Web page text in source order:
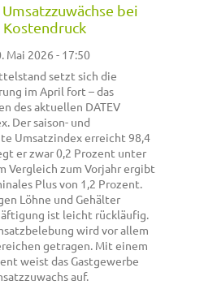
bei
Mai 2026 - 17:50
setzt sich die
im April fort – das
des aktuellen DATEV
Der saison- und
Umsatzindex erreicht 98,4
er zwar 0,2 Prozent unter
Vergleich zum Vorjahr ergibt
Plus von 1,2 Prozent.
Löhne und Gehälter
ist leicht rückläufig.
wird vor allem
getragen. Mit einem
weist das Gastgewerbe
auf.